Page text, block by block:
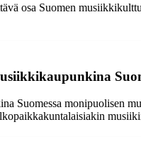
osa Suomen
Suomessa monipuolisen